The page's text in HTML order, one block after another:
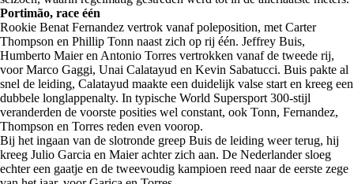
Portimão, race één
Rookie Benat Fernandez vertrok vanaf poleposition, met Carter
Thompson en Phillip Tonn naast zich op rij één. Jeffrey Buis,
Humberto Maier en Antonio Torres vertrokken vanaf de tweede rij,
voor Marco Gaggi, Unai Calatayud en Kevin Sabatucci. Buis pakte al
snel de leiding, Calatayud maakte een duidelijk valse start en kreeg een
dubbele longlappenalty. In typische World Supersport 300-stijl
veranderden de voorste posities wel constant, ook Tonn, Fernandez,
Thompson en Torres reden even voorop.
Bij het ingaan van de slotronde greep Buis de leiding weer terug, hij
kreeg Julio Garcia en Maier achter zich aan. De Nederlander sloeg
echter een gaatje en de tweevoudig kampioen reed naar de eerste zege